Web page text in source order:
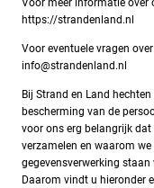
Voor meer informatie over
https://strandenland.nl
Voor eventuele vragen
info@strandenland.nl
Bij Strand en Land
bescherming van de
voor ons erg belangrijk
verzamelen en waarom
gegevensverwerking
Daarom vindt u hieronder